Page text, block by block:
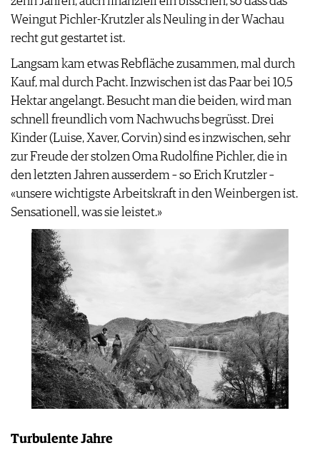
Weingut Pichler-Krutzler als Neuling in der Wachau
recht gut gestartet ist.
Langsam kam etwas Rebfläche zusammen, mal durch
Kauf, mal durch Pacht. Inzwischen ist das Paar bei 10,5
Hektar angelangt. Besucht man die beiden, wird man
schnell freundlich vom Nachwuchs begrüsst. Drei
Kinder (Luise, Xaver, Corvin) sind es inzwischen, sehr
zur Freude der stolzen Oma Rudolfine Pichler, die in
den letzten Jahren ausserdem – so Erich Krutzler –
«unsere wichtigste Arbeitskraft in den Weinbergen ist.
Sensationell, was sie leistet.»
Turbulente Jahre